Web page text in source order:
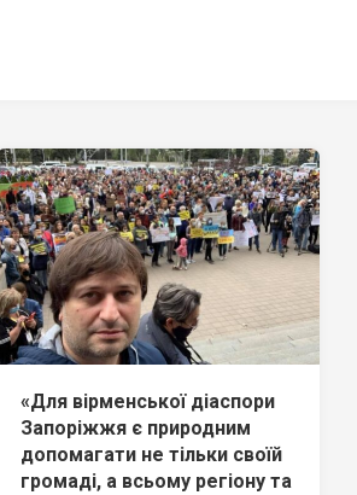
«Для вірменської діаспори
Запоріжжя є природним
допомагати не тільки своїй
громаді, а всьому регіону та